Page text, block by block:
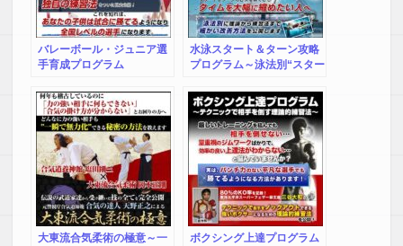
バレーボール・ジュニア選
手育成プログラム
水泳スタート＆ターン攻略
プログラム～泳法別“スター
を決めるテクニック～【世
界水泳選手権大会リレーコ
ーチ 村上 二美也 指
導】
大東流合気柔術の極意～一
ボクシング上達プログラム